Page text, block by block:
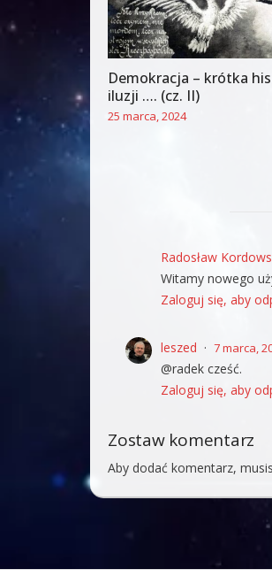
Demokracja – krótka
iluzji …. (cz. II)
25 marca, 2024
Radosław
Witamy nowego
Zaloguj się, aby
leszed 7 marca,
@radek cześć.
Zaloguj się, aby
Zostaw komentarz
Aby dodać komentarz,